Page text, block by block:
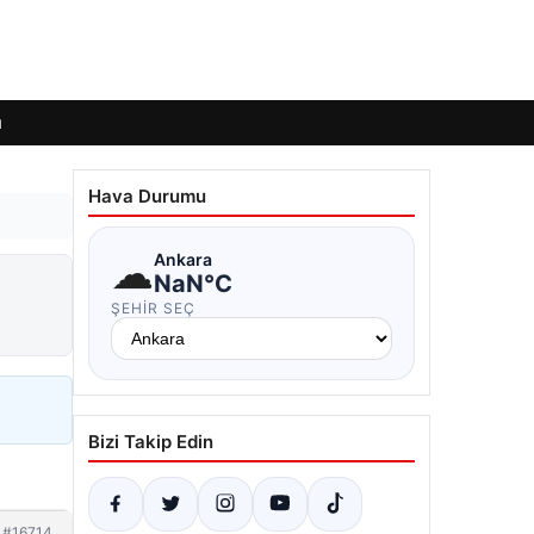
Hava Durumu
☁Ankara
NaN°C
ŞEHIR SEÇ
Bizi Takip Edin